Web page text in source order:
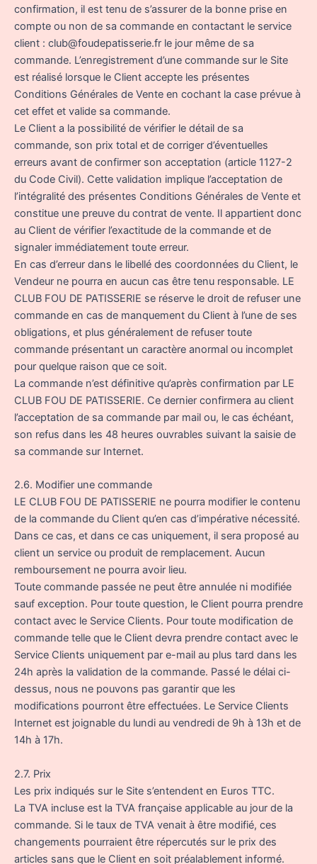
confirmation, il est tenu de s’assurer de la bonne prise en
compte ou non de sa commande en contactant le service
client : club@foudepatisserie.fr le jour même de sa
commande. L’enregistrement d’une commande sur le Site
est réalisé lorsque le Client accepte les présentes
Conditions Générales de Vente en cochant la case prévue à
cet effet et valide sa commande.
Le Client a la possibilité de vérifier le détail de sa
commande, son prix total et de corriger d’éventuelles
erreurs avant de confirmer son acceptation (article 1127-2
du Code Civil). Cette validation implique l’acceptation de
l’intégralité des présentes Conditions Générales de Vente et
constitue une preuve du contrat de vente. Il appartient donc
au Client de vérifier l’exactitude de la commande et de
signaler immédiatement toute erreur.
En cas d’erreur dans le libellé des coordonnées du Client, le
Vendeur ne pourra en aucun cas être tenu responsable. LE
CLUB FOU DE PATISSERIE se réserve le droit de refuser une
commande en cas de manquement du Client à l’une de ses
obligations, et plus généralement de refuser toute
commande présentant un caractère anormal ou incomplet
pour quelque raison que ce soit.
La commande n’est définitive qu’après confirmation par LE
CLUB FOU DE PATISSERIE. Ce dernier confirmera au client
l’acceptation de sa commande par mail ou, le cas échéant,
son refus dans les 48 heures ouvrables suivant la saisie de
sa commande sur Internet.
2.6. Modifier une commande
LE CLUB FOU DE PATISSERIE ne pourra modifier le contenu
de la commande du Client qu’en cas d’impérative nécessité.
Dans ce cas, et dans ce cas uniquement, il sera proposé au
client un service ou produit de remplacement. Aucun
remboursement ne pourra avoir lieu.
Toute commande passée ne peut être annulée ni modifiée
sauf exception. Pour toute question, le Client pourra prendre
contact avec le Service Clients. Pour toute modification de
commande telle que le Client devra prendre contact avec le
Service Clients uniquement par e-mail au plus tard dans les
24h après la validation de la commande. Passé le délai ci-
dessus, nous ne pouvons pas garantir que les
modifications pourront être effectuées. Le Service Clients
Internet est joignable du lundi au vendredi de 9h à 13h et de
14h à 17h.
2.7. Prix
Les prix indiqués sur le Site s’entendent en Euros TTC.
La TVA incluse est la TVA française applicable au jour de la
commande. Si le taux de TVA venait à être modifié, ces
changements pourraient être répercutés sur le prix des
articles sans que le Client en soit préalablement informé.